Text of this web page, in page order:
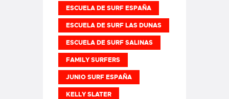
ESCUELA DE SURF ESPAÑA
ESCUELA DE SURF LAS DUNAS
ESCUELA DE SURF SALINAS
FAMILY SURFERS
JUNIO SURF ESPAÑA
KELLY SLATER